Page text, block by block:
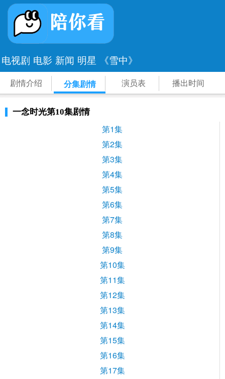
电视剧 电影 新闻 明星 《雪中》
剧情介绍 分集剧情 演员表 播出时间
一念时光第10集剧情
第1集
第2集
第3集
第4集
第5集
第6集
第7集
第8集
第9集
第10集
第11集
第12集
第13集
第14集
第15集
第16集
第17集